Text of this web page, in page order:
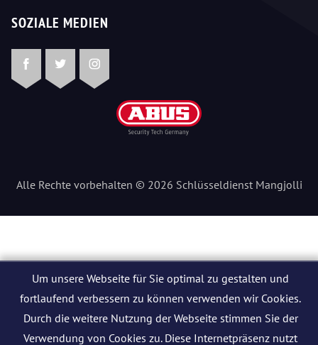
SOZIALE MEDIEN
FacebookTwitterInstagram
Alle Rechte vorbehalten © 2026 Schlüsseldienst Mangjolli
Um unsere Webseite für Sie optimal zu gestalten und
fortlaufend verbessern zu können verwenden wir Cookies.
Durch die weitere Nutzung der Webseite stimmen Sie der
Verwendung von Cookies zu. Diese Internetpräsenz nutzt